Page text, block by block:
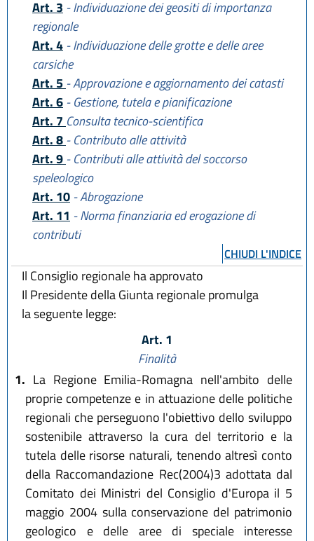
Art. 3 - Individuazione dei geositi di importanza
regionale
Art. 4 - Individuazione delle grotte e delle aree
carsiche
Art. 5 - Approvazione e aggiornamento dei catasti
Art. 6 - Gestione, tutela e pianificazione
Art. 7 Consulta tecnico-scientifica
Art. 8 - Contributo alle attività
Art. 9 - Contributi alle attività del soccorso
speleologico
Art. 10 - Abrogazione
Art. 11 - Norma finanziaria ed erogazione di
contributi
CHIUDI L'INDICE
Il Consiglio regionale ha approvato
Il Presidente della Giunta regionale promulga
la seguente legge:
Art. 1
Finalità
1. La Regione Emilia-Romagna nell'ambito delle
proprie competenze e in attuazione delle politiche
regionali che perseguono l'obiettivo dello sviluppo
sostenibile attraverso la cura del territorio e la
tutela delle risorse naturali, tenendo altresì conto
della Raccomandazione Rec(2004)3 adottata dal
Comitato dei Ministri del Consiglio d'Europa il 5
maggio 2004 sulla conservazione del patrimonio
geologico e delle aree di speciale interesse